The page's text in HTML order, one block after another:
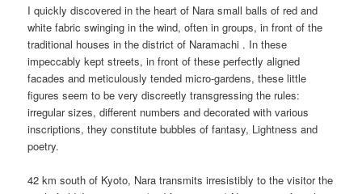
I quickly discovered in the heart of Nara small balls of red and
white fabric swinging in the wind, often in groups, in front of the
traditional houses in the district of Naramachi . In these
impeccably kept streets, in front of these perfectly aligned
facades and meticulously tended micro-gardens, these little
figures seem to be very discreetly transgressing the rules:
irregular sizes, different numbers and decorated with various
inscriptions, they constitute bubbles of fantasy, Lightness and
poetry.
42 km south of Kyoto, Nara transmits irresistibly to the visitor the